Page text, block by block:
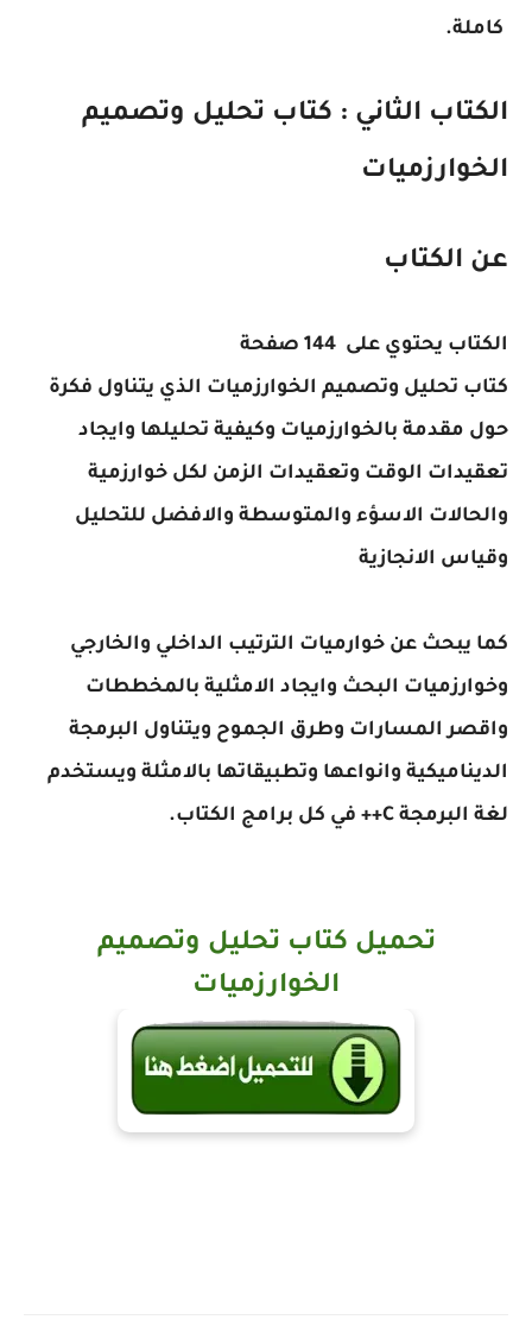
كاملة.
الكتاب الثاني : كتاب تحليل وتصميم
الخوارزميات
عن الكتاب
الكتاب يحتوي على 144 صفحة
كتاب تحليل وتصميم الخوارزميات الذي يتناول فكرة
حول مقدمة بالخوارزميات وكيفية تحليلها وايجاد
تعقيدات الوقت وتعقيدات الزمن لكل خوارزمية
والحالات الاسؤء والمتوسطة والافضل للتحليل
وقياس الانجازية
كما يبحث عن خوارميات الترتيب الداخلي والخارجي
وخوارزميات البحث وايجاد الامثلية بالمخططات
واقصر المسارات وطرق الجموح ويتناول البرمجة
الديناميكية وانواعها وتطبيقاتها بالامثلة ويستخدم
لغة البرمجة C++ في كل برامج الكتاب.
تحميل كتاب تحليل وتصميم
الخوارزميات